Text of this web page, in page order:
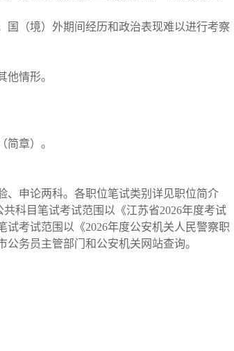
国（境）外期间经历和政治表现难以进行考察
他情形。
章）。
、申论两科。各职位笔试类别详见职位简介
科目笔试考试范围以《江苏省2026年度考试
考试范围以《2026年度公安机关人民警察职
务员主管部门和公安机关网站查询。